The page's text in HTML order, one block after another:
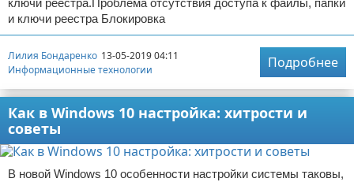
ключи реестра.Проблема отсутствия доступа к файлы, папки
и ключи реестра Блокировка
Лилия Бондаренко 13-05-2019 04:11
Информационные технологии
Подробнее
Как в Windows 10 настройка: хитрости и
советы
В новой Windows 10 особенности настройки системы таковы,